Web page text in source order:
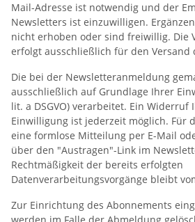
Mail-Adresse ist notwendig und der
Newsletters ist einzuwilligen.
nicht erhoben oder sind freiwillig. Die
erfolgt ausschließlich für den Versand
Die bei der Newsletteranmeldung
ausschließlich auf Grundlage Ihrer
lit. a DSGVO) verarbeitet. Ein
Einwilligung ist jederzeit möglich. Für
eine formlose Mitteilung per E-Mail
über den "Austragen"-Link im
Rechtmäßigkeit der bereits erfolgten
Datenverarbeitungsvorgänge bleibt
Zur Einrichtung des Abonnements